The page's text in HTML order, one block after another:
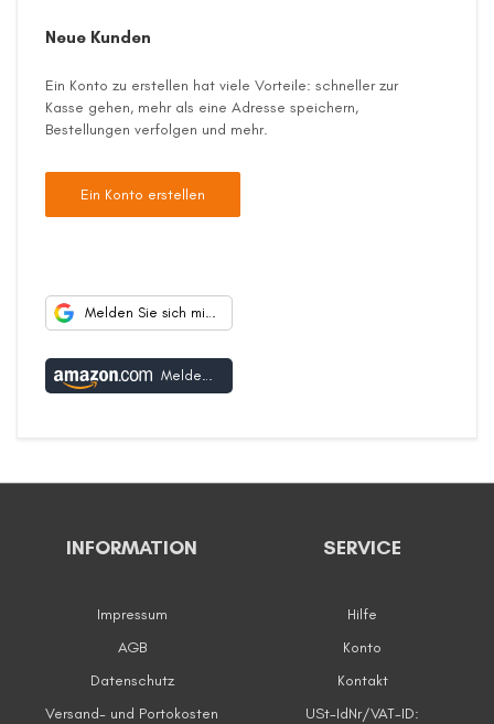
Neue Kunden
Ein Konto zu erstellen hat viele Vorteile: schneller zur
Kasse gehen, mehr als eine Adresse speichern,
Bestellungen verfolgen und mehr.
Ein Konto erstellen
Melden Sie sich mit Google an
Melden Sie sich mit Amazon an
INFORMATION
Impressum
AGB
Datenschutz
Versand- und Portokosten
SERVICE
Hilfe
Konto
Kontakt
USt-IdNr/VAT-ID: